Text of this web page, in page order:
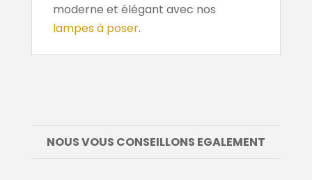
moderne et élégant avec nos
lampes à poser.
NOUS VOUS CONSEILLONS EGALEMENT